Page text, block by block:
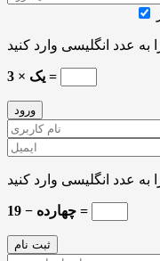
3 × یک =
19 − چهارده =